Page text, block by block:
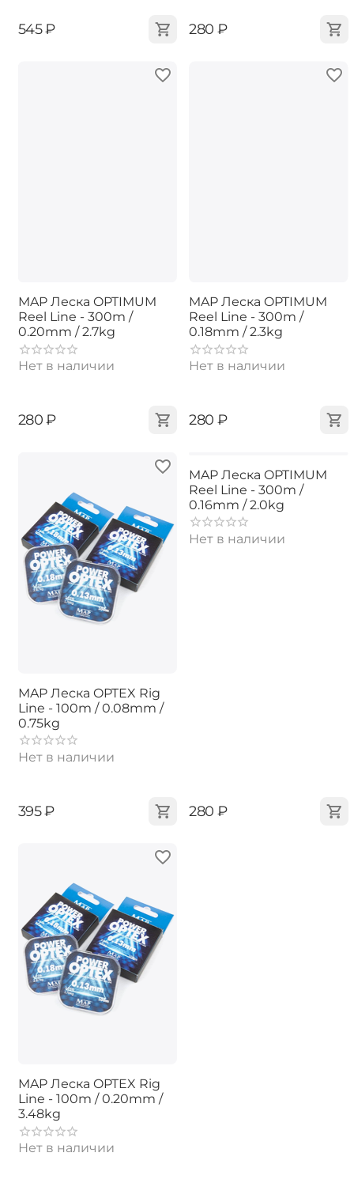
‍545‍₽ ‍280‍ ₽
MAP Леска OPTIMUM
Reel Line - 300m /
0.20mm / 2.7kg
Нет в наличии
‍280‍ ₽
MAP Леска OPTIMUM
Reel Line - 300m /
0.18mm / 2.3kg
Нет в наличии
‍280‍ ₽
MAP Леска OPTEX Rig
Line - 100m / 0.08mm /
0.75kg
Нет в наличии
‍395‍₽
MAP Леска OPTIMUM
Reel Line - 300m /
0.16mm / 2.0kg
Нет в наличии
‍280‍ ₽
MAP Леска OPTEX Rig
Line - 100m / 0.20mm /
3.48kg
Нет в наличии